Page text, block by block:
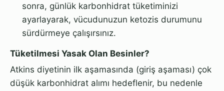
sonra, günlük karbonhidrat tüketiminizi
ayarlayarak, vücudunuzun ketozis durumunu
sürdürmeye çalışırsınız.
Tüketilmesi Yasak Olan Besinler?
Atkins diyetinin ilk aşamasında (giriş aşaması) çok
düşük karbonhidrat alımı hedeflenir, bu nedenle